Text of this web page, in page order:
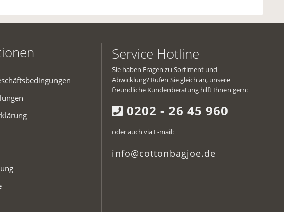
Service Hotline
Sie haben Fragen zu Sortiment und
Abwicklung? Rufen Sie gleich an, unsere
freundliche Kundenberatung hilft Ihnen gern:
0202 - 26 45 960
oder auch via E-mail:
info@cottonbagjoe.de